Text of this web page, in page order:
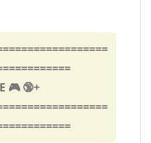
🔞+